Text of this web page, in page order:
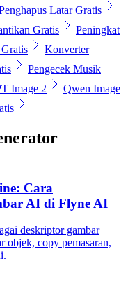
Latar Gratis
Gratis
Peningkat
Konverter
Pengecek Musik
Image 2
Qwen Image
Cara
AI di Flyne AI
deskriptor gambar
objek, copy pemasaran,